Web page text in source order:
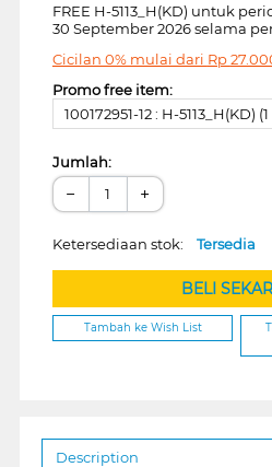
FREE H-5113_H(KD) untuk
30 September 2026 selama
Cicilan 0% mulai dari Rp
Promo free item:
100172951-12 : H-5113_H(KD)
Jumlah:
− +
Ketersediaan stok: Tersedia
BELI
Tambah ke Wish List
Description